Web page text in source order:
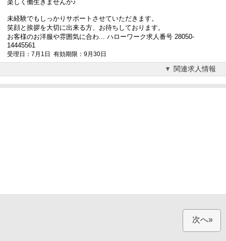
楽しく働生きませんか♪
未経験でもしっかりサポートさせていただきます。
笑顔と挨拶を大切に出来る方、お待ちしております。
お客様のお洋服や雰囲気に合わ... ハローワーク求人番号 28050-
14445561
受理日：7月1日 有効期限：9月30日
関連求人情報
次へ»